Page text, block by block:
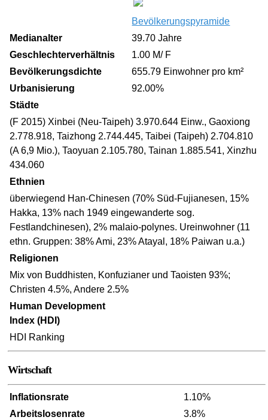
Bevölkerungspyramide
Medianalter
39.70 Jahre
Geschlechterverhältnis
1.00 M/ F
Bevölkerungsdichte
655.79 Einwohner pro km²
Urbanisierung
92.00%
Städte
(F 2015) Xinbei (Neu-Taipeh) 3.970.644 Einw., Gaoxiong
2.778.918, Taizhong 2.744.445, Taibei (Taipeh) 2.704.810
(A 6,9 Mio.), Taoyuan 2.105.780, Tainan 1.885.541, Xinzhu
434.060
Ethnien
überwiegend Han-Chinesen (70% Süd-Fujianesen, 15%
Hakka, 13% nach 1949 eingewanderte sog.
Festlandchinesen), 2% malaio-polynes. Ureinwohner (11
ethn. Gruppen: 38% Ami, 23% Atayal, 18% Paiwan u.a.)
Religionen
Mix von Buddhisten, Konfuzianer und Taoisten 93%;
Christen 4.5%, Andere 2.5%
Human Development
Index (HDI)
HDI Ranking
Wirtschaft
Inflationsrate
1.10%
Arbeitslosenrate
3.8%